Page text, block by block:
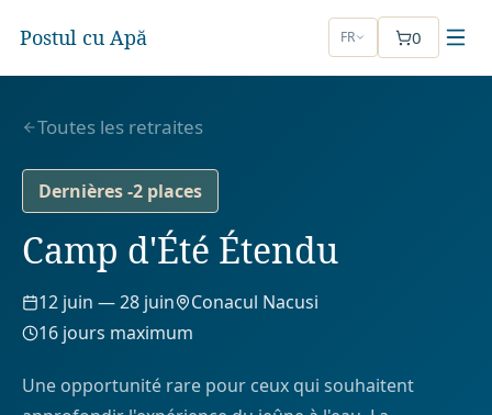
Postul cu Apă FR 0
Toutes les retraites
Dernières -2 places
Camp d'Été Étendu
12 juin —28 juin
Conacul Nacusi
16 jours maximum
Une opportunité rare pour ceux qui souhaitent